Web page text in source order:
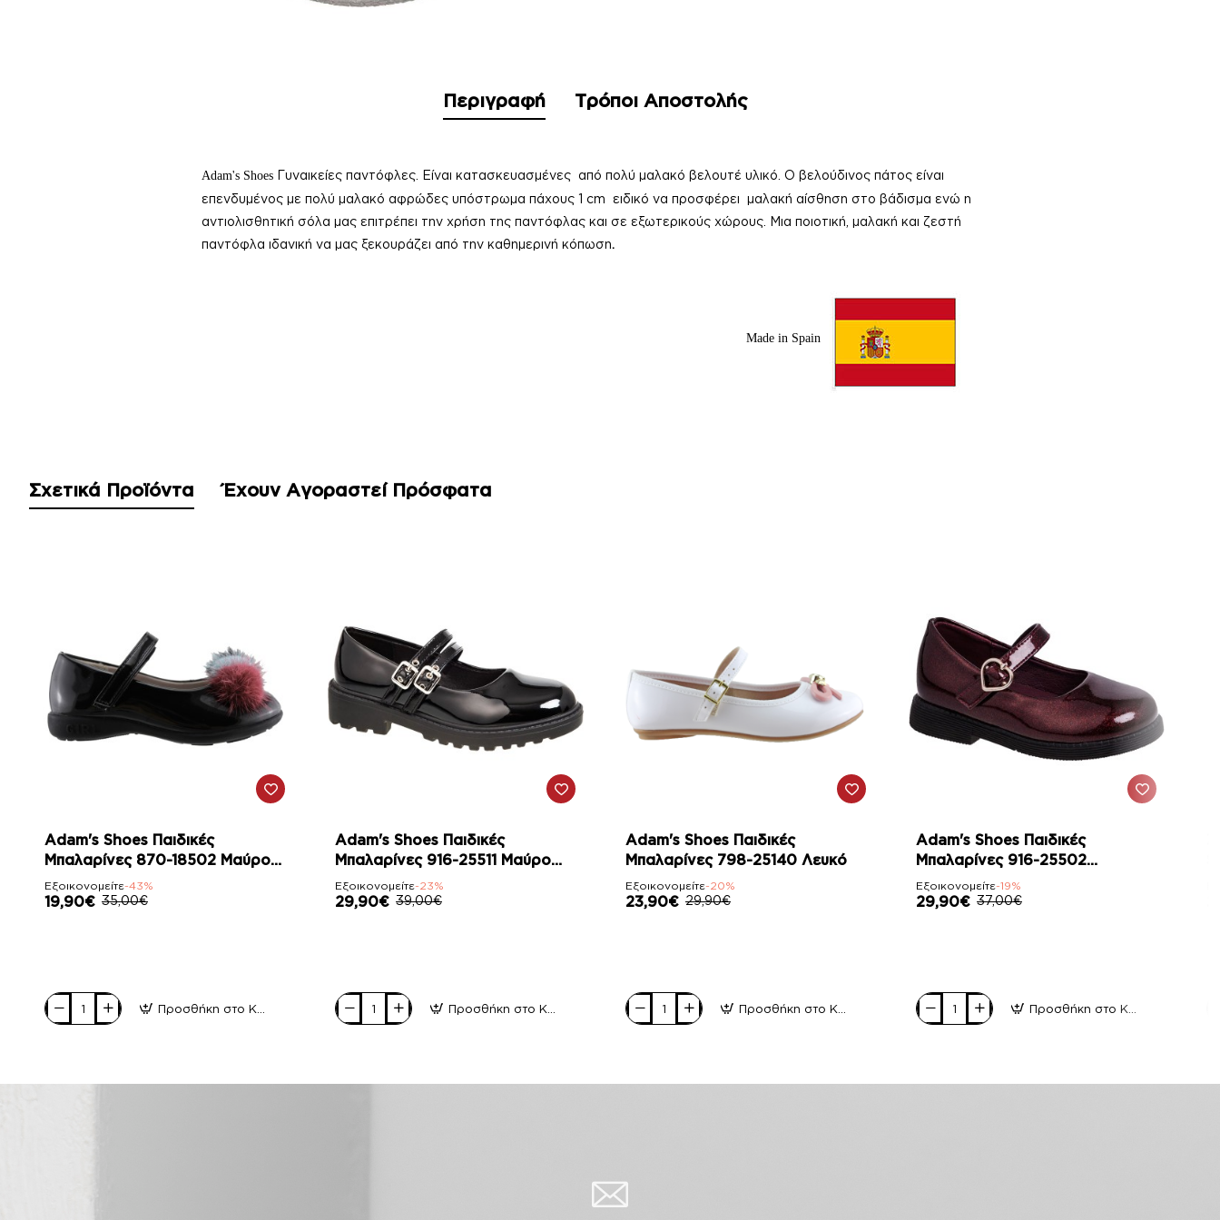
Περιγραφή Τρόποι Αποστολής
Adam's Shoes Γυναικείες παντόφλες.
Είναι κατασκευασμένες από πολύ μαλακό βελουτέ υλικό. Ο βελούδινος πάτος είναι
επενδυμένος με πολύ μαλακό αφρώδες υπόστρωμα πάχους 1 cm ειδικό να προσφέρει μαλακή αίσθηση στο βάδισμα ενώ η
αντιολισθητική σόλα μας επιτρέπει την χρήση της παντόφλας και σε εξωτερικούς χώρους. Μια ποιοτική, μαλακή και ζεστή
παντόφλα ιδανική να μας ξεκουράζει από την καθημερινή κόπωση.
Made in Spain
Σχετικά Προϊόντα Έχουν Αγοραστεί Πρόσφατα
-43%
Adam's Shoes Παιδικές
Μπαλαρίνες 870-18502 Μαύρο
Λουστρίνι
Εξοικονομείτε-43%
19,90€ 35,00€
Adam's
Shoes
18502
Προσθήκη στο Καλάθι
-23%
Adam's Shoes Παιδικές
Μπαλαρίνες 916-25511 Μαύρο
Λουστρίνι
Εξοικονομείτε-23%
29,90€ 39,00€
Adam's
Shoes
25511
Προσθήκη στο Καλάθι
-20%
Adam's Shoes Παιδικές
Μπαλαρίνες 798-25140 Λευκό
Εξοικονομείτε-20%
23,90€ 29,90€
Adam's
Shoes
25140
Προσθήκη στο Καλάθι
-19%
Adam's Shoes Παιδικές
Μπαλαρίνες 916-25502
Μπορντώ Λουστρίνι
Εξοικονομείτε-19%
29,90€ 37,00€
Adam's
Shoes
25502
Προσθήκη στο Καλάθι